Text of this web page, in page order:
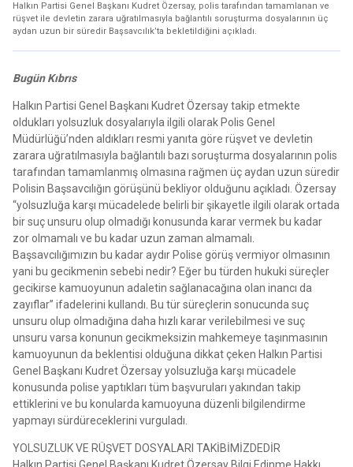
Halkın Partisi Genel Başkanı Kudret Özersay, polis tarafından tamamlanan ve
rüşvet ile devletin zarara uğratılmasıyla bağlantılı soruşturma dosyalarının üç
aydan uzun bir süredir Başsavcılık’ta bekletildiğini açıkladı.
Bugün Kıbrıs
Halkın Partisi Genel Başkanı Kudret Özersay takip etmekte
oldukları yolsuzluk dosyalarıyla ilgili olarak Polis Genel
Müdürlüğü’nden aldıkları resmi yanıta göre rüşvet ve devletin
zarara uğratılmasıyla bağlantılı bazı soruşturma dosyalarının polis
tarafından tamamlanmış olmasına rağmen üç aydan uzun süredir
Polisin Başsavcılığın görüşünü bekliyor olduğunu açıkladı. Özersay
“yolsuzluğa karşı mücadelede belirli bir şikayetle ilgili olarak ortada
bir suç unsuru olup olmadığı konusunda karar vermek bu kadar
zor olmamalı ve bu kadar uzun zaman almamalı.
Başsavcılığımızın bu kadar aydır Polise görüş vermiyor olmasının
yani bu gecikmenin sebebi nedir? Eğer bu türden hukuki süreçler
gecikirse kamuoyunun adaletin sağlanacağına olan inancı da
zayıflar” ifadelerini kullandı. Bu tür süreçlerin sonucunda suç
unsuru olup olmadığına daha hızlı karar verilebilmesi ve suç
unsuru varsa konunun gecikmeksizin mahkemeye taşınmasının
kamuoyunun da beklentisi olduğuna dikkat çeken Halkın Partisi
Genel Başkanı Kudret Özersay yolsuzluğa karşı mücadele
konusunda polise yaptıkları tüm başvuruları yakından takip
ettiklerini ve bu konularda kamuoyuna düzenli bilgilendirme
yapmayı sürdüreceklerini vurguladı.
YOLSUZLUK VE RÜŞVET DOSYALARI TAKİBİMİZDEDİR